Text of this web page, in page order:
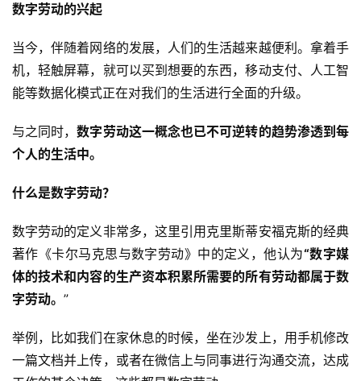
数字劳动的兴起
当今，伴随着网络的发展，人们的生活越来越便利。拿着手
机，轻触屏幕，就可以买到想要的东西，移动支付、人工智
能等数据化模式正在对我们的生活进行全面的升级。
与之同时，数字劳动这一概念也已不可逆转的趋势渗透到每
个人的生活中。
什么是数字劳动？
数字劳动的定义非常多，这里引用克里斯蒂安福克斯的经典
著作《卡尔马克思与数字劳动》中的定义，他认为“数字媒
体的技术和内容的生产资本积累所需要的所有劳动都属于数
字劳动。 ”
举例，比如我们在家休息的时候，坐在沙发上，用手机修改
一篇文档并上传，或者在微信上与同事进行沟通交流，达成